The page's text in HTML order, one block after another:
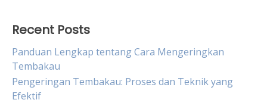
Recent Posts
Panduan Lengkap tentang Cara Mengeringkan
Tembakau
Pengeringan Tembakau: Proses dan Teknik yang
Efektif